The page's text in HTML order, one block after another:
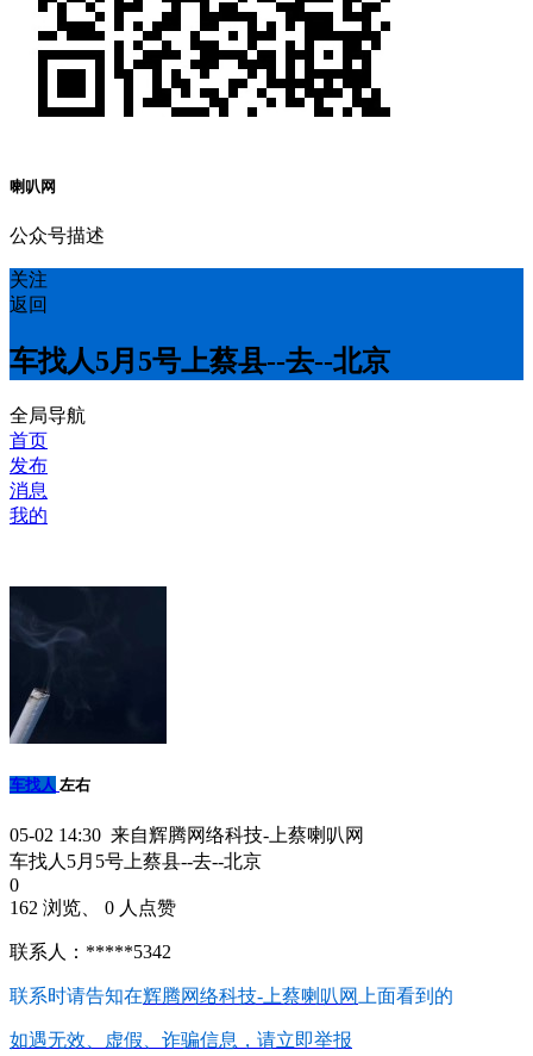
喇叭网
公众号描述
关注
返回
车找人5月5号上蔡县--去--北京
全局导航
首页
发布
消息
我的
车找人 左右
05-02 14:30 来自辉腾网络科技-上蔡喇叭网
车找人5月5号上蔡县--去--北京
0
162 浏览、 0 人点赞
联系人：*****5342
联系时请告知在辉腾网络科技-上蔡喇叭网 上面看到的
如遇无效、虚假、诈骗信息，请立即举报